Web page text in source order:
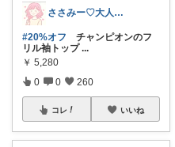
ささみー♡大人可愛いファッション
#20%オフ チャンピオンのフ
リル袖トップ ...
￥ 5,280
0 0 260
コレ いいね